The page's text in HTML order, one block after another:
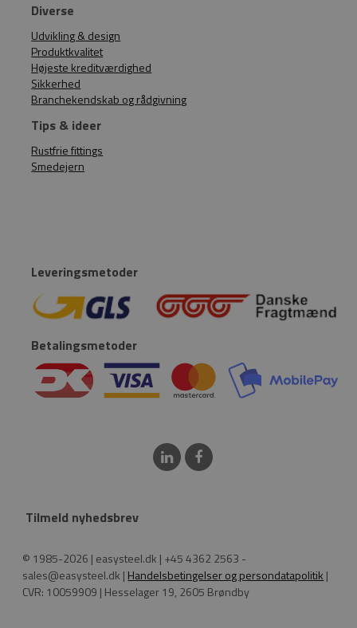
Diverse
Udvikling & design
Produktkvalitet
Højeste kreditværdighed
Sikkerhed
Branchekendskab og rådgivning
Tips & ideer
Rustfrie fittings
Smedejern
Leveringsmetoder
Betalingsmetoder
Tilmeld nyhedsbrev
© 1985-2026 | easysteel.dk | +45 4362 2563 -
sales@easysteel.dk | Handelsbetingelser og persondatapolitik |
CVR: 10059909 | Hesselager 19, 2605 Brøndby